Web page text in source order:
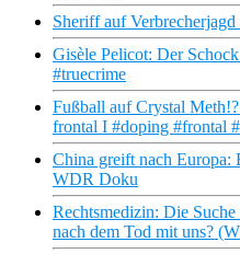
Sheriff auf
Gisèle Pelicot: Der
#truecrime
Fußball auf Crystal
frontal I #doping #frontal
China greift nach Europa:
WDR Doku
Rechtsmedizin: Die Suche
nach dem Tod mit uns?